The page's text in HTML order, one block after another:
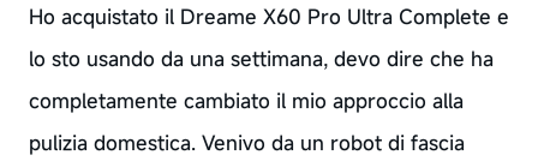
Ho acquistato il Dreame X60 Pro Ultra Complete e
lo sto usando da una settimana, devo dire che ha
completamente cambiato il mio approccio alla
pulizia domestica. Venivo da un robot di fascia